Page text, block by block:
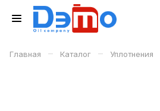
Главная – Каталог – Уплотнения